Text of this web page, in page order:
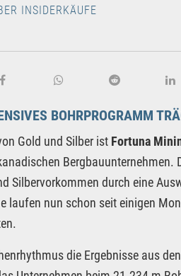
INSIDERKÄUFE
BOHRPROGRAMM
Gold und Silber ist Fortuna
Silbervorkommen durch eine
laufen nun schon seit einigen
die Ergebnisse aus